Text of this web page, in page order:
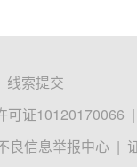
线索提交
可证10120170066 |
良信息举报中心 |